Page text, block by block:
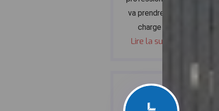
va prendre en
charge :
Lire la suite